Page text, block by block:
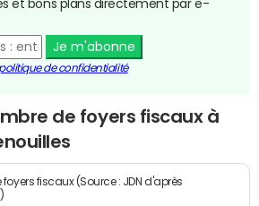
et bons plans directement par e-
Je m'abonne
de confidentialité
de foyers fiscaux à
fiscaux (Source : JDN d'après